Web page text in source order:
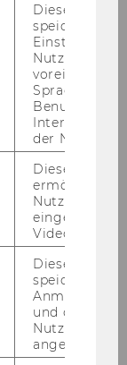
Dieses Cookie
speichert
Nutzer*in, zB.
Sprache,
der Nutzer*in
Dieses Cookie
ermöglicht
Nutzung des
Video Players
Dieses Cookie
speichert
und ob sich
Nutzer*in
angemeldet